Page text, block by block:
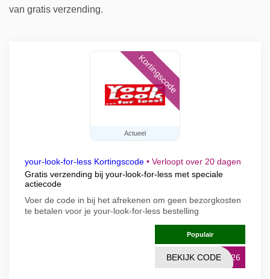
van gratis verzending.
Actueel
Kortingscode
your-look-for-less Kortingscode • Verloopt over 20 dagen
Gratis verzending bij your-look-for-less met speciale
actiecode
Voer de code in bij het afrekenen om geen bezorgkosten
te betalen voor je your-look-for-less bestelling
Populair
EI26
BEKIJK CODE